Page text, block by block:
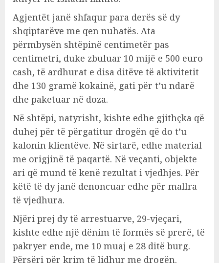
Agjentët janë shfaqur para derës së dy
shqiptarëve me qen nuhatës. Ata
përmbysën shtëpinë centimetër pas
centimetri, duke zbuluar 10 mijë e 500 euro
cash, të ardhurat e disa ditëve të aktivitetit
dhe 130 gramë kokainë, gati për t’u ndarë
dhe paketuar në doza.
Në shtëpi, natyrisht, kishte edhe gjithçka që
duhej për të përgatitur drogën që do t’u
kalonin klientëve. Në sirtarë, edhe material
me origjinë të paqartë. Në veçanti, objekte
ari që mund të kenë rezultat i vjedhjes. Për
këtë të dy janë denoncuar edhe për mallra
të vjedhura.
Njëri prej dy të arrestuarve, 29-vjeçari,
kishte edhe një dënim të formës së prerë, të
pakryer ende, me 10 muaj e 28 ditë burg.
Përsëri për krim të lidhur me drogën.